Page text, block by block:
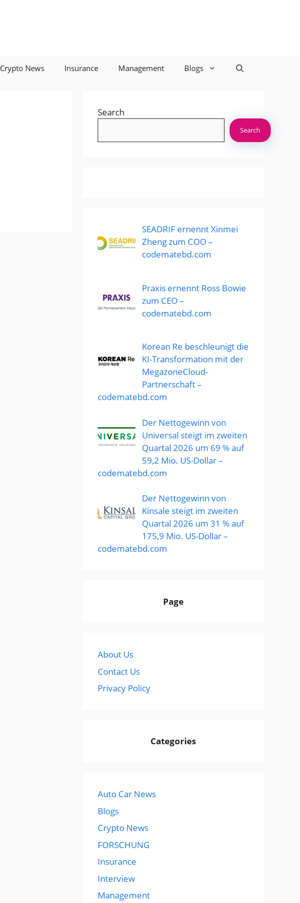
Crypto News Insurance Management Blogs
Search
Search
SEADRIF ernennt Xinmei
Zheng zum COO –
codematebd.com
Praxis ernennt Ross Bowie
zum CEO –
codematebd.com
Korean Re beschleunigt die
KI-Transformation mit der
MegazoneCloud-
Partnerschaft –
codematebd.com
Der Nettogewinn von
Universal steigt im zweiten
Quartal 2026 um 69 % auf
59,2 Mio. US-Dollar –
codematebd.com
Der Nettogewinn von
Kinsale steigt im zweiten
Quartal 2026 um 31 % auf
175,9 Mio. US-Dollar –
codematebd.com
Page
About Us
Contact Us
Privacy Policy
Categories
Auto Car News
Blogs
Crypto News
FORSCHUNG
Insurance
Interview
Management